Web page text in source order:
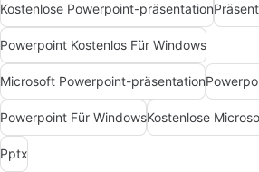
Kostenlose Powerpoint-präsentation
Powerpoint Kostenlos Für Windows
Microsoft Powerpoint-präsentation
Powerpoint Für Windows
Pptx